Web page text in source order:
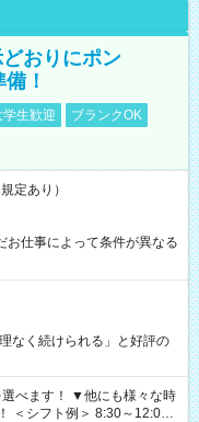
おりにポン
！
学生歓迎
ブランクOK
定あり）
仕事によって条件が異なる
なく続けられる」と好評の
にも様々な時
＜シフト例＞ 8:30～12:00